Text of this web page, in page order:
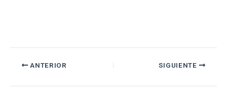
ANTERIOR SIGUIENTE